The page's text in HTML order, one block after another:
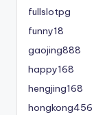
fullslotpg
funny18
gaojing888
happy168
hengjing168
hongkong456